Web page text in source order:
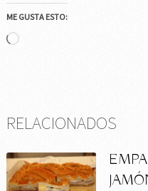
ME GUSTA ESTO:
Cargando...
RELACIONADOS